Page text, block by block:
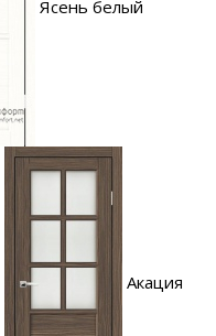
Ясень белый
Акация